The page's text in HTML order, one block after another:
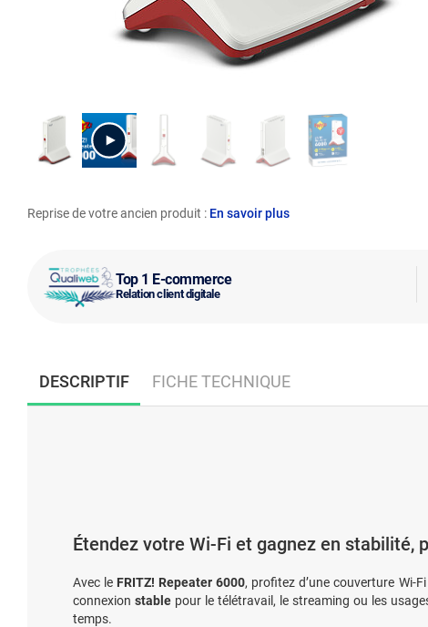
Top 1 E-commerce
Relation client digitale
Reprise de votre ancien produit : En savoir plus
DESCRIPTIF FICHE TECHNIQUE
Étendez votre Wi-Fi et gagnez en stabilité,
Avec le FRITZ! Repeater 6000, profitez d’une couverture Wi-
connexion stable pour le télétravail, le streaming ou les
temps.